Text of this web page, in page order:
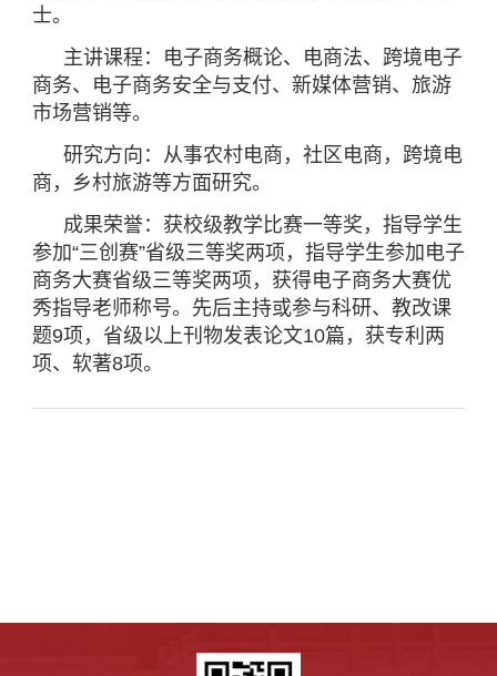
士。
主讲课程：电子商务概论、电商法、跨境电子
商务、电子商务安全与支付、新媒体营销、旅游
市场营销等。
研究方向：从事农村电商，社区电商，跨境电
商，乡村旅游等方面研究。
成果荣誉：获校级教学比赛一等奖，指导学生
参加“三创赛”省级三等奖两项，指导学生参加电子
商务大赛省级三等奖两项，获得电子商务大赛优
秀指导老师称号。 先后主持或参与科研、教改课
题9项，省级以上刊物发表论文10篇，获专利两
项、软著8项。